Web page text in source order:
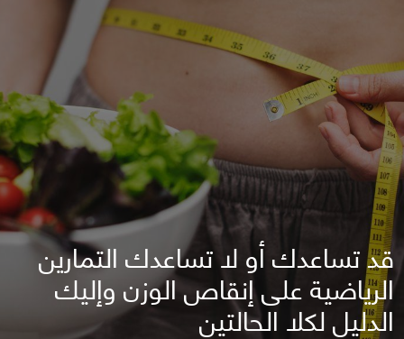
قد تساعدك أو لا تساعدك التمارين
الرياضية على إنقاص الوزن وإليك
الدليل لكلا الحالتين